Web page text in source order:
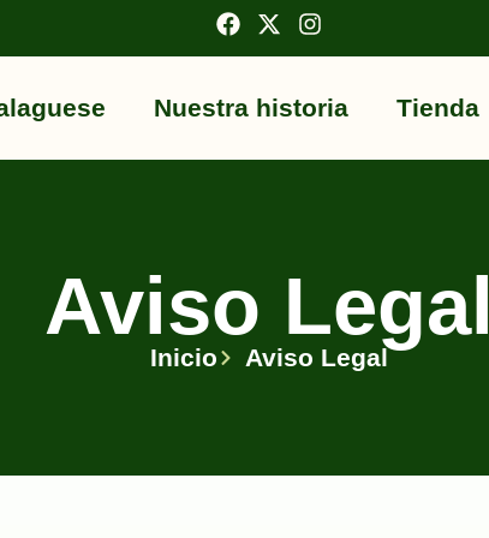
Nuestra historia Tienda
Aviso Legal
Inicio Aviso Legal